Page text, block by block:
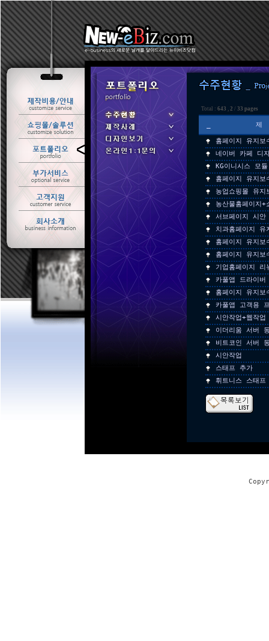
Total : 643 , 2 / 33 pages
홈페이지 유지보
네이버 카페 디
KG이니시스 모
홈페이지 유지보
농업쇼핑몰 유지
농산물홈페이지
서브페이지 시안
치과홈페이지 유
홈페이지 유지보
홈페이지 유지보
기업홈페이지 리
카풀앱 드라이
홈페이지 유지보
카풀앱 고객용
시안작업+웹작업
이더리움 서버
비트코인 서버
시안작업
스태프 추가
휘트니스 스태
ㆍ 수주현황
ㆍ 제작사례